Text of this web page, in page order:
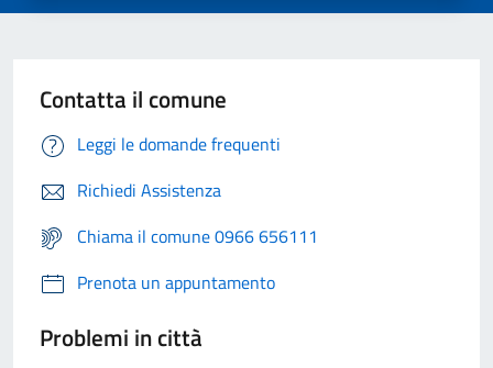
Contatta il comune
Leggi le domande frequenti
Richiedi Assistenza
Chiama il comune 0966 656111
Prenota un appuntamento
Problemi in città